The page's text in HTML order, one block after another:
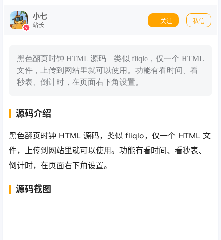
小七
站长
关注 私信
黑色翻页时钟 HTML 源码，类似 fliqlo，仅一个 HTML
文件，上传到网站里就可以使用。功能有看时间、看
秒表、倒计时，在页面右下角设置。
源码介绍
黑色翻页时钟 HTML 源码，类似 fliqlo，仅一个 HTML 文
件，上传到网站里就可以使用。功能有看时间、看秒表、
倒计时，在页面右下角设置。
源码截图